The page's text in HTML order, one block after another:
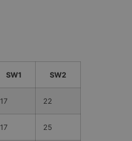
SW1 SW2
17 22
17 25